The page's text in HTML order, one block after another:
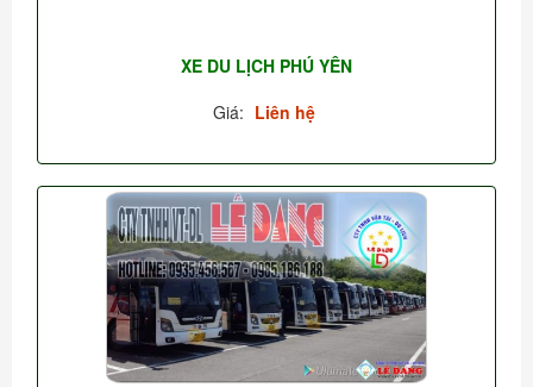
XE DU LỊCH PHÚ YÊN
Giá: Liên hệ